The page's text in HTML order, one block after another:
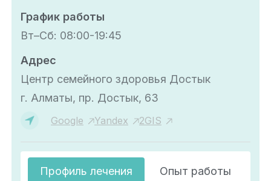
График работы
Вт–Сб: 08:00-19:45
Адрес
Центр семейного здоровья Достык
г. Алматы, пр. Достык, 63
Google Yandex 2GIS
Профиль лечения Опыт работы